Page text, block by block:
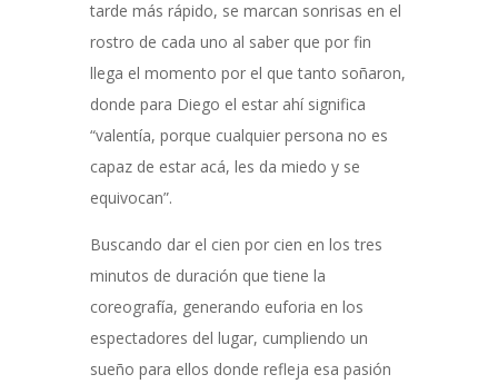
tarde más rápido, se marcan sonrisas en el
rostro de cada uno al saber que por fin
llega el momento por el que tanto soñaron,
donde para Diego el estar ahí significa
“valentía, porque cualquier persona no es
capaz de estar acá, les da miedo y se
equivocan”.
Buscando dar el cien por cien en los tres
minutos de duración que tiene la
coreografía, generando euforia en los
espectadores del lugar, cumpliendo un
sueño para ellos donde refleja esa pasión